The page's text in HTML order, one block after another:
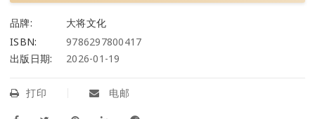
品牌:
大将文化
ISBN:
9786297800417
出版日期:
2026-01-19
打印 电邮